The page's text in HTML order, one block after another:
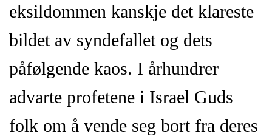
eksildommen kanskje det klareste
bildet av syndefallet og dets
påfølgende kaos. I århundrer
advarte profetene i Israel Guds
folk om å vende seg bort fra deres